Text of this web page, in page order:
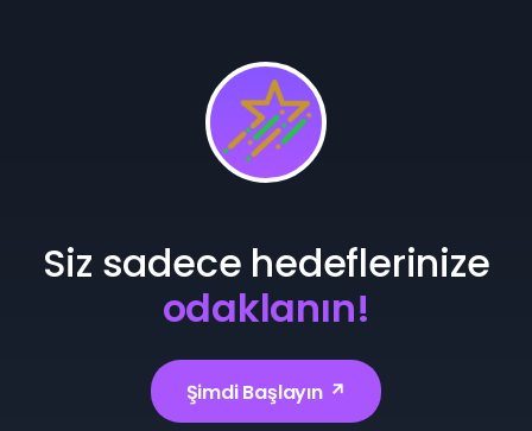
Siz sadece hedeflerinize
odaklanın!
Şimdi Başlayın